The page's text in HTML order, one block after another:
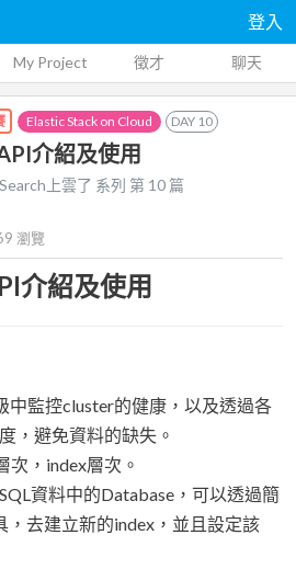
登入
My Project 徵才 聊天
Elastic Stack on Cloud DAY 10
介紹及使用
上雲了 系列 第 10 篇
瀏覽
介紹及使用
中監控cluster的健康，以及透過各
，避免資料的缺失。
次，index層次。
資料中的Database，可以透過簡
，去建立新的index，並且設定該